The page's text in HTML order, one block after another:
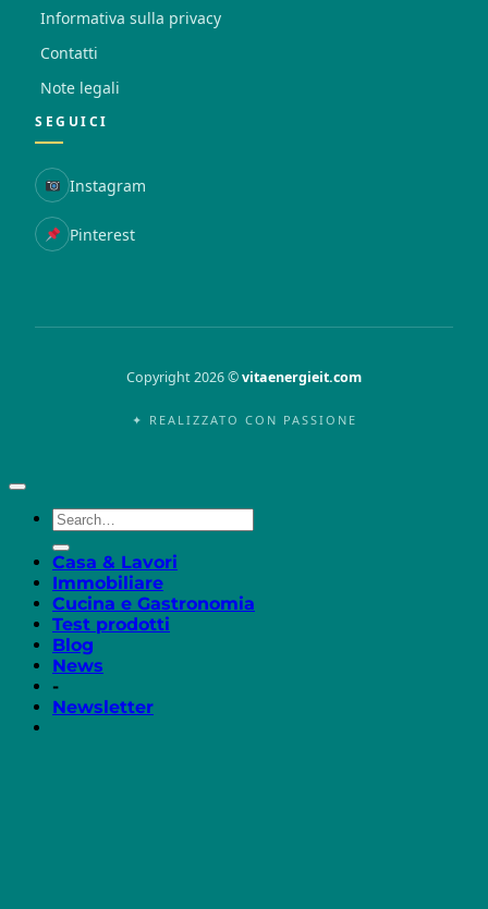
Informativa sulla privacy
Contatti
Note legali
SEGUICI
Instagram
Pinterest
Copyright 2026 ©vitaenergieit.com
✦ REALIZZATO CON PASSIONE
Casa & Lavori
Immobiliare
Cucina e Gastronomia
Test prodotti
Blog
News
-
Newsletter